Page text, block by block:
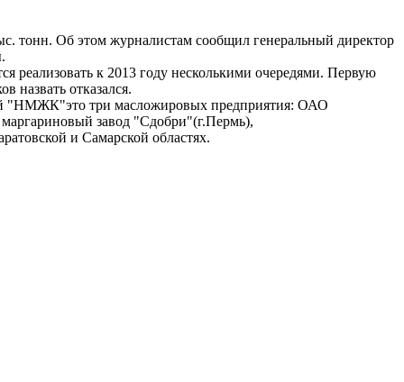
тонн. Об этом журналистам сообщил генеральный директор
реализовать к 2013 году несколькими очередями. Первую
назвать отказался.
"НМЖК"это три масложировых предприятия: ОАО
завод "Сдобри"(г.Пермь),
и Самарской областях.